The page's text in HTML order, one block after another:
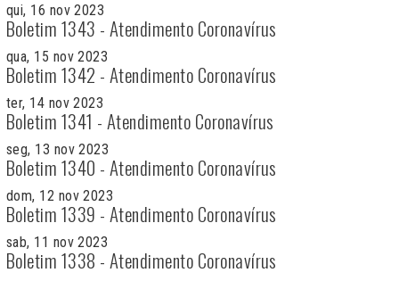
qui, 16 nov 2023
Boletim 1343 - Atendimento Coronavírus
qua, 15 nov 2023
Boletim 1342 - Atendimento Coronavírus
ter, 14 nov 2023
Boletim 1341 - Atendimento Coronavírus
seg, 13 nov 2023
Boletim 1340 - Atendimento Coronavírus
dom, 12 nov 2023
Boletim 1339 - Atendimento Coronavírus
sab, 11 nov 2023
Boletim 1338 - Atendimento Coronavírus